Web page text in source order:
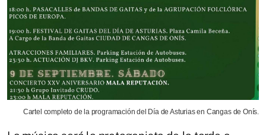
Cartel completo de la programación del Día de Asturias en Cangas de Onís.